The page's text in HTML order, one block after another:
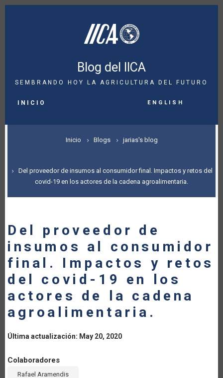
Pasar
Blog del IICA
SEMBRANDO HOY LA AGRICULTURA DEL FUTURO
NAVIGATION
INICIO English
SOBRESCRIBIR
DE
AYUDA
LA
NAVEGACIÓN
Inicio Blogs jarias's blog
Del proveedor de insumos al consumidor final. Impactos y retos del
covid-19 en los actores de la cadena agroalimentaria.
Del proveedor de
insumos al consumidor
final. Impactos y retos
del covid-19 en los
actores de la cadena
agroalimentaria.
Última actualización: May 20, 2020
Colaboradores
Rafael Aramendis